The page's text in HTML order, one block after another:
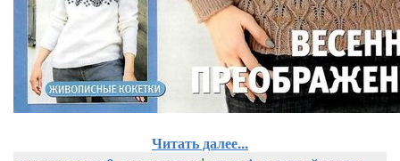
Читать далее...